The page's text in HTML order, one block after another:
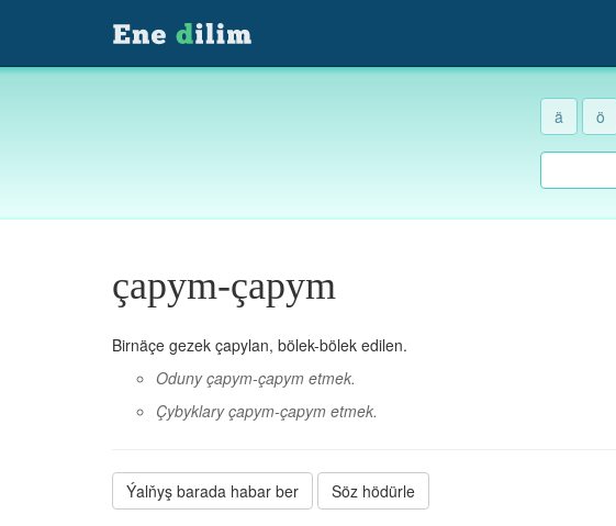
ä ö
çapym-çapym
Birnäçe gezek çapylan, bölek-bölek edilen.
Oduny çapym-çapym etmek.
Çybyklary çapym-çapym etmek.
Ýalňyş barada habar ber Söz hödürle